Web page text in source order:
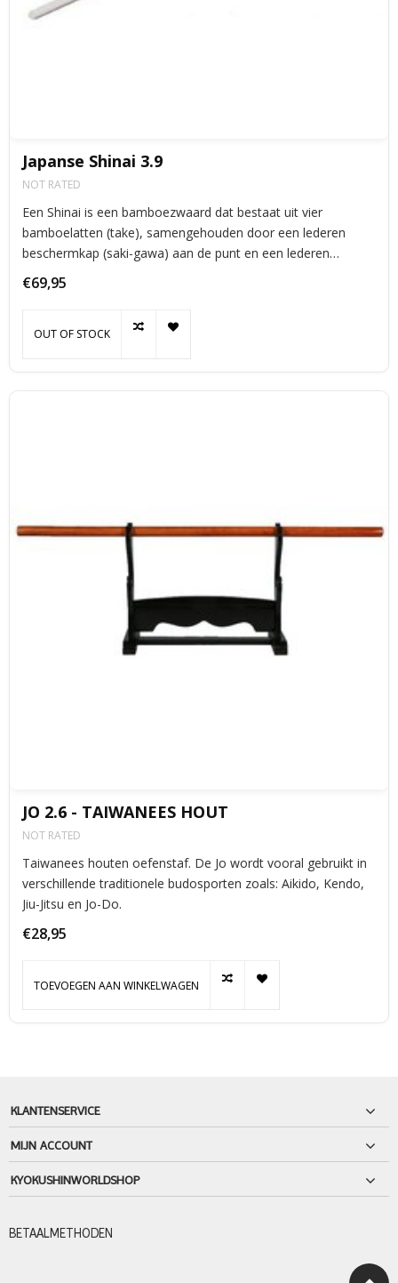
Japanse Shinai 3.9
NOT RATED
Een Shinai is een bamboezwaard dat bestaat uit vier
bamboelatten (take), samengehouden door een lederen
beschermkap (saki-gawa) aan de punt en een lederen
€69,95
OUT OF STOCK
JO 2.6 - TAIWANEES HOUT
NOT RATED
Taiwanees houten oefenstaf. De Jo wordt vooral gebruikt in
verschillende traditionele budosporten zoals: Aikido, Kendo,
Jiu-Jitsu en Jo-Do.
€28,95
TOEVOEGEN AAN WINKELWAGEN
KLANTENSERVICE
MIJN ACCOUNT
KYOKUSHINWORLDSHOP
BETAALMETHODEN